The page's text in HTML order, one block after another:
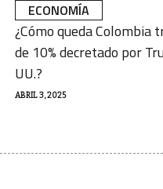
ECONOMÍA
ABRIL 3, 2025
¿Cómo queda Colombia
de 10% decretado por
UU.?